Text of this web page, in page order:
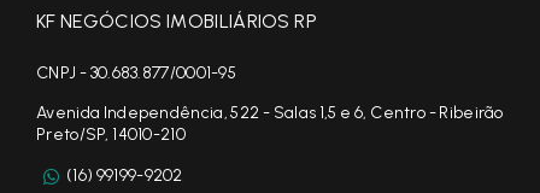
KF NEGÓCIOS IMOBILIÁRIOS RP
CNPJ - 30.683.877/0001-95
Avenida Independência, 522 - Salas 1,5 e 6, Centro - Ribeirão
Preto/SP, 14010-210
(16) 99199-9202